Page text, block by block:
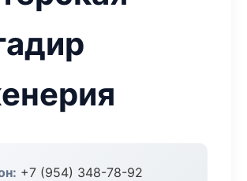
+7 (954) 348-78-92